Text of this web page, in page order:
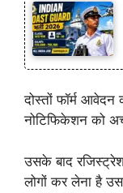
दोस्तों फॉर्म
नोटिफिकेशन को
उसके बाद
लोगों कर लेना है